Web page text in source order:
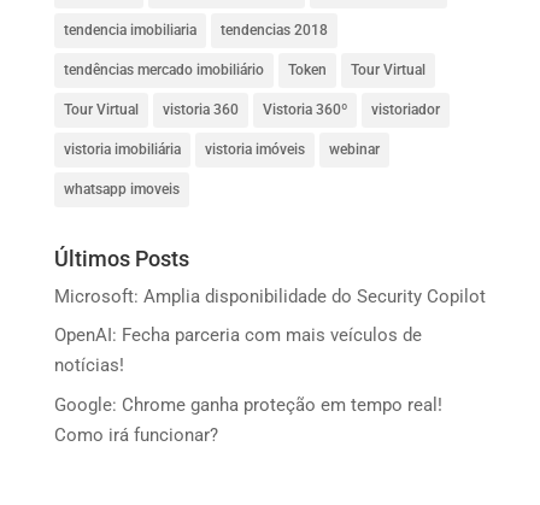
tendencia imobiliaria tendencias 2018
tendências mercado imobiliário Token Tour Virtual
Tour Virtual vistoria 360 Vistoria 360º vistoriador
vistoria imobiliária vistoria imóveis webinar
whatsapp imoveis
Últimos Posts
Microsoft: Amplia disponibilidade do Security Copilot
OpenAI: Fecha parceria com mais veículos de
notícias!
Google: Chrome ganha proteção em tempo real!
Como irá funcionar?